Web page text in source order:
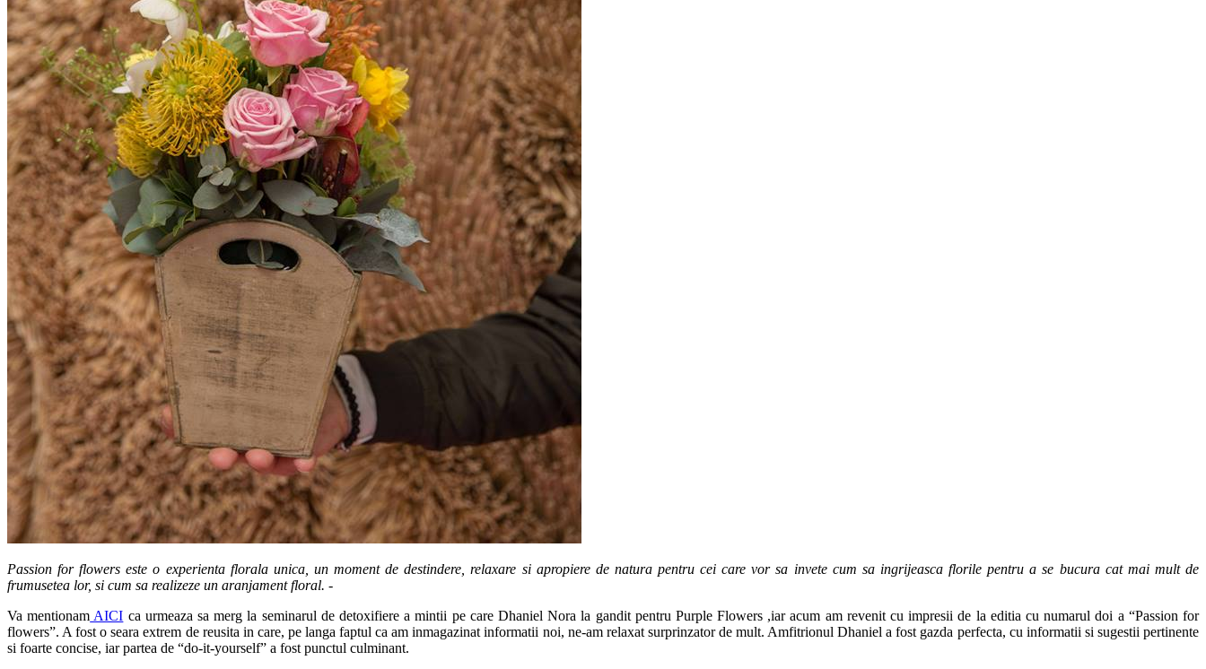
Passion for flowers este o experienta florala unica, un moment de destindere, relaxare si apropiere de natura pentru cei care vor sa invete cum sa ingrijeasca florile pentru a se bucura cat mai mult de
frumusetea lor, si cum sa realizeze un aranjament floral. -
Va mentionam AICI ca urmeaza sa merg la seminarul de detoxifiere a mintii pe care Dhaniel Nora la gandit pentru Purple Flowers ,iar acum am revenit cu impresii de la editia cu numarul doi a “Passion for
flowers”. A fost o seara extrem de reusita in care, pe langa faptul ca am inmagazinat informatii noi, ne-am relaxat surprinzator de mult. Amfitrionul Dhaniel a fost gazda perfecta, cu informatii si sugestii pertinente
si foarte concise, iar partea de “do-it-yourself” a fost punctul culminant.